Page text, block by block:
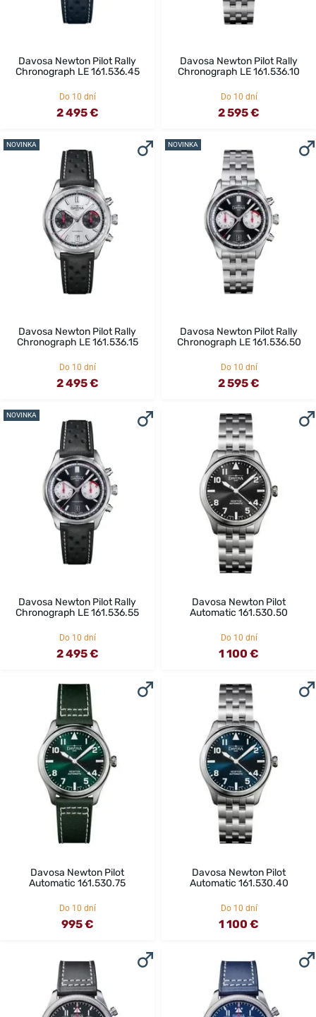
Davosa Newton Pilot Rally
Chronograph LE 161.536.45
Do 10 dní
2 495 €
Davosa Newton Pilot Rally
Chronograph LE 161.536.10
Do 10 dní
2 595 €
NOVINKA
Davosa Newton Pilot Rally
Chronograph LE 161.536.15
Do 10 dní
2 495 €
NOVINKA
Davosa Newton Pilot Rally
Chronograph LE 161.536.50
Do 10 dní
2 595 €
NOVINKA
Davosa Newton Pilot Rally
Chronograph LE 161.536.55
Do 10 dní
2 495 €
Davosa Newton Pilot
Automatic 161.530.50
Do 10 dní
1 100 €
Davosa Newton Pilot
Automatic 161.530.75
Do 10 dní
995 €
Davosa Newton Pilot
Automatic 161.530.40
Do 10 dní
1 100 €